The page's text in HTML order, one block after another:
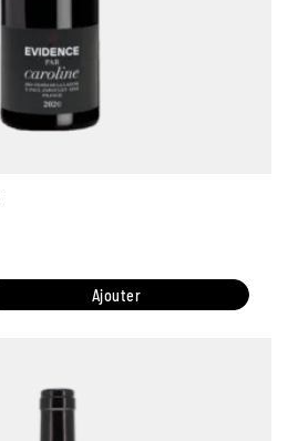
Ajouter